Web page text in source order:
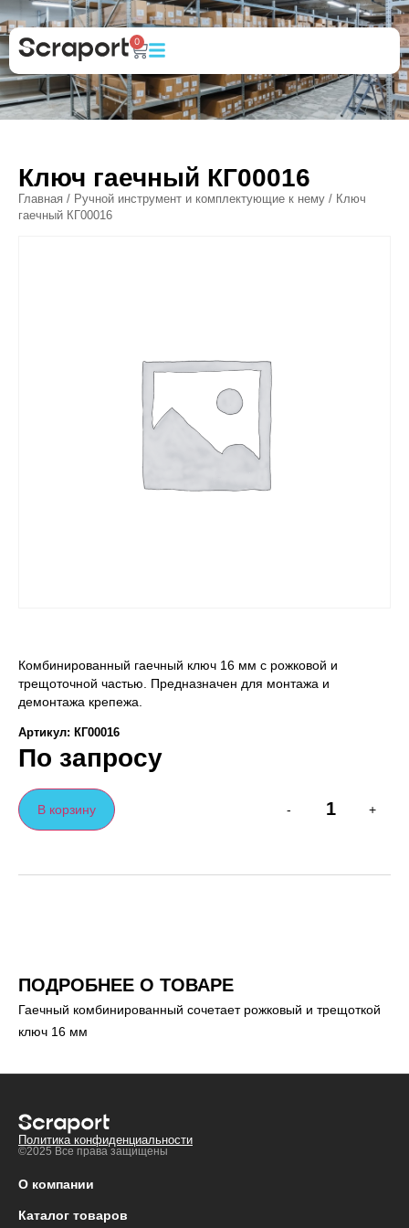
0
Ключ гаечный КГ00016
Главная / Ручной инструмент и комплектующие к нему / Ключ
гаечный КГ00016
Комбинированный гаечный ключ 16 мм с рожковой и
трещоточной частью. Предназначен для монтажа и
демонтажа крепежа.
Артикул: КГ00016
По запросу
- +
В корзину
ПОДРОБНЕЕ О ТОВАРЕ
Гаечный комбинированный сочетает рожковый и трещоткой
ключ 16 мм
Политика конфиденциальности
©2025 Все права защищены
О компании
Каталог товаров